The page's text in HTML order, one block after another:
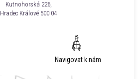
Kutnohorská 226,
Hradec Králové 500 04
Navigovat k nám